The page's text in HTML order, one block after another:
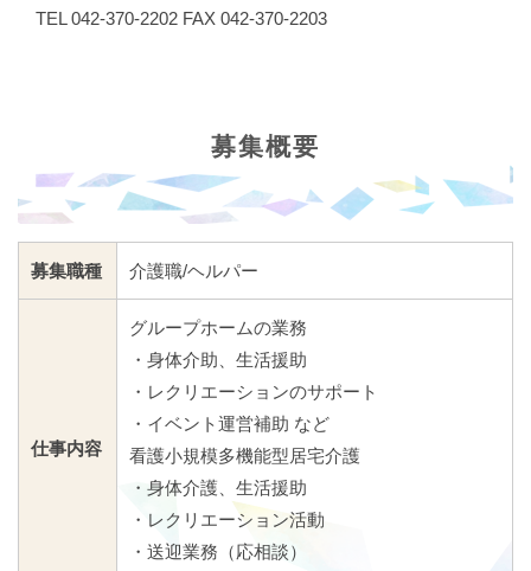
TEL 042-370-2202 FAX 042-370-2203
募集概要
募集職種 介護職/ヘルパー
仕事内容
グループホームの業務
・身体介助、生活援助
・レクリエーションのサポート
・イベント運営補助 など
看護小規模多機能型居宅介護
・身体介護、生活援助
・レクリエーション活動
・送迎業務（応相談）